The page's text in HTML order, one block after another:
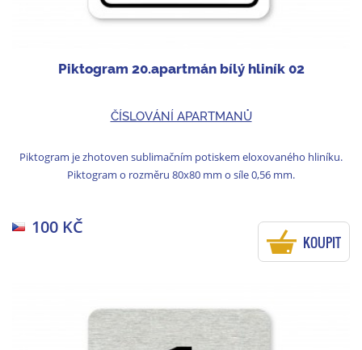
Piktogram 20.apartmán bílý hliník 02
ČÍSLOVÁNÍ APARTMANŮ
Piktogram je zhotoven sublimačním potiskem eloxovaného hliníku.
Piktogram o rozměru 80x80 mm o síle 0,56 mm.
100 KČ
KOUPIT